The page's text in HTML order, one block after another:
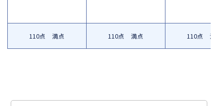
110点 満点 110点 満点 110点 満